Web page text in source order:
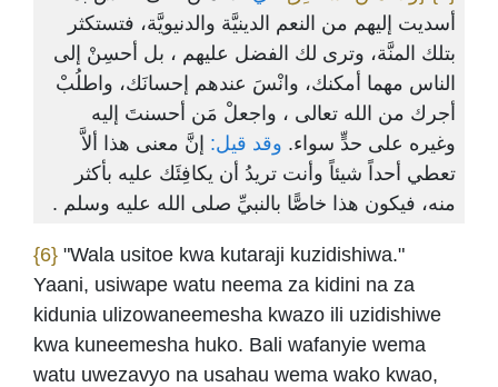
أسديت إليهم من النعم الدينيَّة والدنيويَّة، فتستكثر
بتلك المنَّة، وترى لك الفضل عليهم ، بل أحسِنْ إلى
الناس مهما أمكنك، وانْسَ عندهم إحسانَك، واطلُبْ
أجرك من الله تعالى ، واجعلْ مَن أحسنتَ إليه
وغيره على حدٍّ سواء. وقد قيل: إنَّ معنى هذا ألاَّ
تعطي أحداً شيئاً وأنت تريدُ أن يكافِئَك عليه بأكثر
منه، فيكون هذا خاصًّا بالنبيِّ صلى الله عليه وسلم .
{6} "Wala usitoe kwa kutaraji kuzidishiwa."
Yaani, usiwape watu neema za kidini na za
kidunia ulizowaneemesha kwazo ili uzidishiwe
kwa kuneemesha huko. Bali wafanyie wema
watu uwezavyo na usahau wema wako kwao,